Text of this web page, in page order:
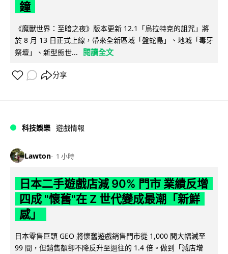
鐘
《魔獸世界：至暗之夜》版本更新 12.1「烏拉特克的詛咒」將
於 8 月 13 日正式上線，帶來全新區域「盤蛇島」、地城「毒牙
祭壇」、新型態世...
閱讀全文
分享
科技娛樂 遊戲情報
Lawton 1 小時
日本二手遊戲店減 90% 門市 業績反增
四成 "懷舊"在 Z 世代變成最潮「新鮮
感」
日本零售巨頭 GEO 將懷舊遊戲銷售門市從 1,000 間大幅減至
99 間，但銷售額卻不降反升至過往的 1.4 倍。做到「減店增